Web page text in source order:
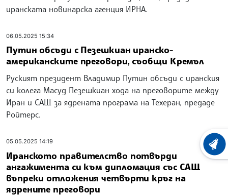
иранската новинарска агенция ИРНА.
06.05.2025 15:34
Путин обсъди с Пезешкиан иранско-
американските преговори, съобщи Кремъл
Руският президент Владимир Путин обсъди с иранския
си колега Масуд Пезешкиан хода на преговорите между
Иран и САЩ за ядрената програма на Техеран, предаде
Ройтерс.
05.05.2025 14:19
Иранското правителство потвърди
ангажимента си към дипломация със САЩ
въпреки отложения четвърти кръг на
ядрените преговори